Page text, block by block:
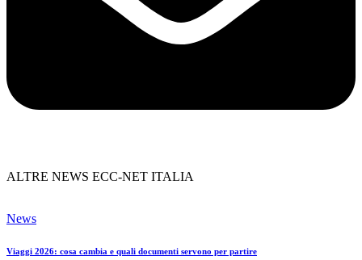
ALTRE NEWS ECC-NET ITALIA
News
Viaggi 2026: cosa cambia e quali documenti servono per partire